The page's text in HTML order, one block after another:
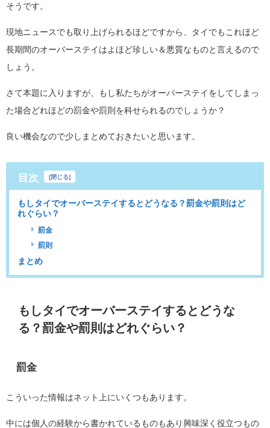
そうです。
現地ニュースでも取り上げられるほどですから、タイでもこれほど
長期間のオーバーステイはよほど珍しい＆悪質なものと言えるので
しょう。
さて本題に入りますが、もし私たちがオーバーステイをしてしまっ
た場合どれほどの罰金や罰則を科せられるのでしょうか？
良い機会なので少しまとめておきたいと思います。
目次 [閉じる]
もしタイでオーバーステイするとどうなる？罰金や罰則はど
れぐらい？
罰金
罰則
まとめ
もしタイでオーバーステイするとどうな
る？罰金や罰則はどれぐらい？
罰金
こういった情報はネット上にいくつもあります。
中には個人の経験から書かれているものもあり興味深く役立つもの